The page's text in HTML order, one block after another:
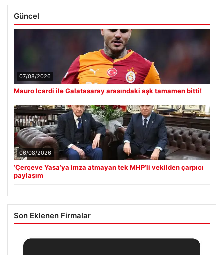
Güncel
07/08/2026
Mauro Icardi ile Galatasaray arasındaki aşk tamamen bitti!
06/08/2026
‘Çerçeve Yasa’ya imza atmayan tek MHP’li vekilden çarpıcı
paylaşım
Son Eklenen Firmalar